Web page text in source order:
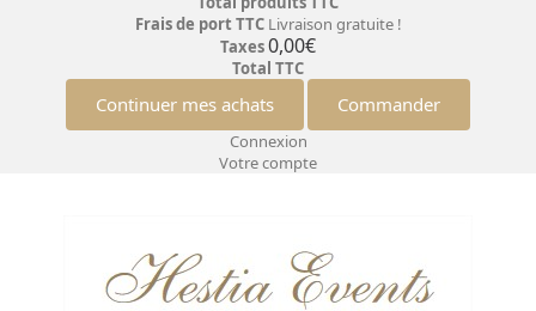
Frais de port TTC Livraison gratuite !
Taxes0,00€
Total TTC
Continuer mes achats Commander
Connexion
Votre compte